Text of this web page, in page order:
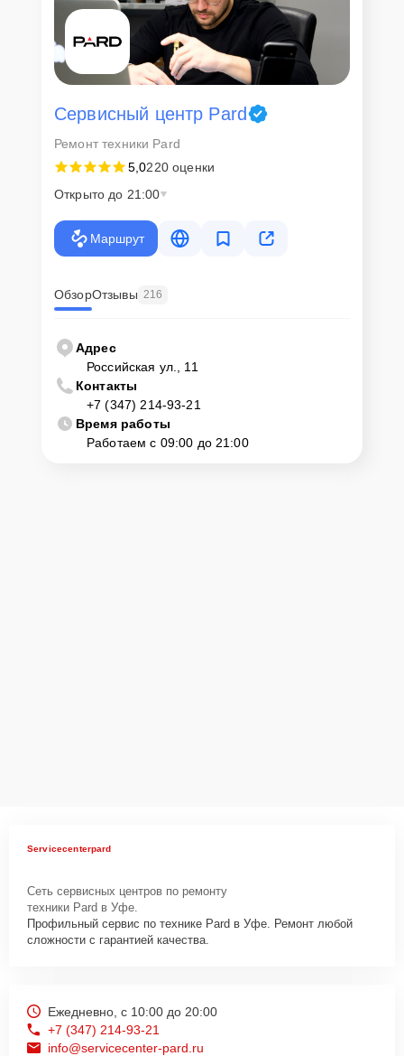
Сервисный центр Pard
Ремонт техники Pard
5,0220 оценки
Открыто до 21:00
Маршрут
ОбзорОтзывы 216
Адрес
Российская ул., 11
Контакты
+7 (347) 214-93-21
Время работы
Работаем с 09:00 до 21:00
Servicecenterpard
Сеть сервисных центров по ремонту
техники Pard в Уфе.
Профильный сервис по технике Pard в Уфе. Ремонт любой
сложности с гарантией качества.
Ежедневно, с 10:00 до 20:00
+7 (347) 214-93-21
info@servicecenter-pard.ru